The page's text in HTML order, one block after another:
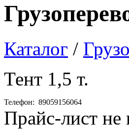
Каталог /
Тент 1,5 т.
Телефон: 89059156064
Прайс-лист не